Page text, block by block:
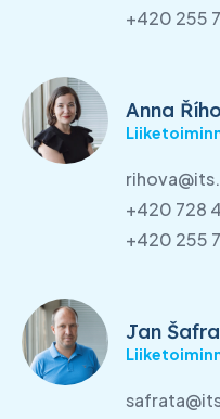
+420 255
Anna
+420 728
+420 255
Jan